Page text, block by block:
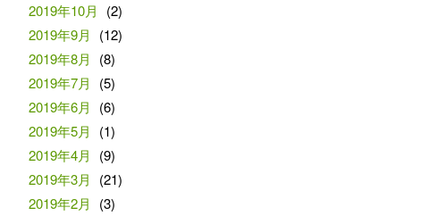
2019年10月
(2)
2019年9月
(12)
2019年8月
(8)
2019年7月
(5)
2019年6月
(6)
2019年5月
(1)
2019年4月
(9)
2019年3月
(21)
2019年2月
(3)